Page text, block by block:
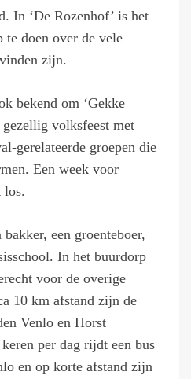
In ‘De Rozenhof’ is het
doen over de vele
zijn.
bekend om ‘Gekke
volksfeest met
gerelateerde groepen die
Een week voor
los.
een groenteboer,
In het buurdorp
voor de overige
10 km afstand zijn de
Venlo en Horst
per dag rijdt een bus
en op korte afstand zijn